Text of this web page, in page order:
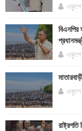
একুশে
একুশে
একুশে